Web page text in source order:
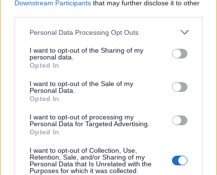
Downstream Participants that may further disclose it to other
Please note that this website/app uses one or more Google
not limited to your visit or usage behaviour. You may click to
grant or deny consent to Google and its third-party tags to
use your data for below specified purposes in below Google
consent section.
Personal Data Processing Opt Outs
I want to opt-out of the Sharing of my
personal data.
Opted In
I want to opt-out of the Sale of my
Personal Data.
Opted In
I want to opt-out of processing my
Personal Data for Targeted Advertising.
Opted In
I want to opt-out of Collection, Use,
Retention, Sale, and/or Sharing of my
Personal Data that Is Unrelated with the
Purposes for which it was collected.
Διαβάζονται αυτή τη στιγμή
Ο Τραμπ αναδημοσίευσε συνέντευξη του
Πλεύρη
Νοεμβρίου για περισσότερες από 400
επιχειρήσεις
τολμήσουμε τα «καθαρά χωράφια» και
μεταρρύθμιση της γης στην Ελλάδα